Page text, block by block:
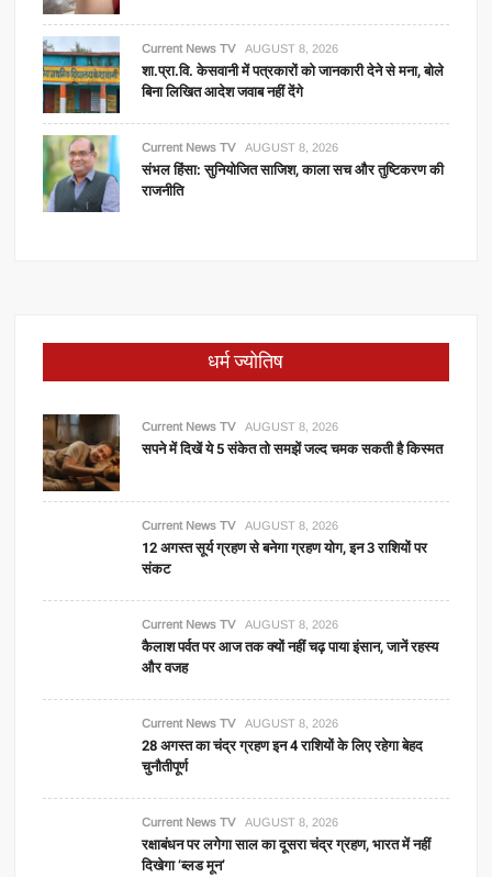
Current News TV AUGUST 8, 2026
शा.प्रा.वि. केसवानी में पत्रकारों को जानकारी देने से मना, बोले
बिना लिखित आदेश जवाब नहीं देंगे
Current News TV AUGUST 8, 2026
संभल हिंसा: सुनियोजित साजिश, काला सच और तुष्टिकरण की
राजनीति
धर्म ज्योतिष
Current News TV AUGUST 8, 2026
सपने में दिखें ये 5 संकेत तो समझें जल्द चमक सकती है किस्मत
Current News TV AUGUST 8, 2026
12 अगस्त सूर्य ग्रहण से बनेगा ग्रहण योग, इन 3 राशियों पर
संकट
Current News TV AUGUST 8, 2026
कैलाश पर्वत पर आज तक क्यों नहीं चढ़ पाया इंसान, जानें रहस्य
और वजह
Current News TV AUGUST 8, 2026
28 अगस्त का चंद्र ग्रहण इन 4 राशियों के लिए रहेगा बेहद
चुनौतीपूर्ण
Current News TV AUGUST 8, 2026
रक्षाबंधन पर लगेगा साल का दूसरा चंद्र ग्रहण, भारत में नहीं
दिखेगा ‘ब्लड मून’